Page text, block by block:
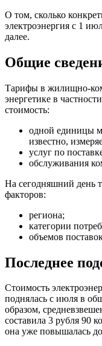
О том, сколько
электроэнергия с 1
далее.
Общие
Тарифы в жилищно-
энергетике в
стоимость:
одной единицы
известно,
услуг по
обслуживания
На сегодняшний день
факторов:
региона;
категории
объемов
Последнее
Стоимость
поднялась с июля в
образом,
составила 3 рубля 90
она уже повышалась